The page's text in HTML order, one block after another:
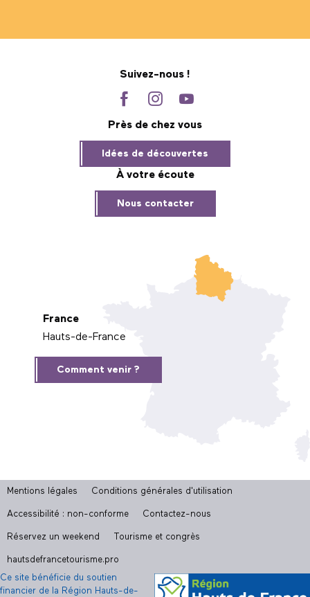
Suivez-nous !
Près de chez vous
Idées de découvertes
À votre écoute
Nous contacter
France
Hauts-de-France
Comment venir ?
Mentions légales Conditions générales d'utilisation
Accessibilité : non-conforme Contactez-nous
Réservez un weekend Tourisme et congrès
hautsdefrancetourisme.pro
Ce site bénéficie du soutien
financier de la Région Hauts-de-